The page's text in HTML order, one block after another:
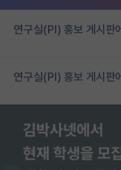
연구실(PI) 홍보 게시판
연구실(PI) 홍보 게시판